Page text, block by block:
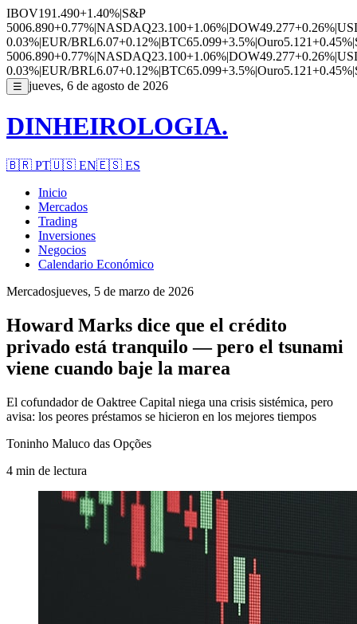
IBOV191.490+1.40%|S&P
5006.890+0.77%|NASDAQ23.100+1.06%|DOW49.277+0.26%|
0.03%|EUR/BRL6.07+0.12%|BTC65.099+3.5%|Ouro5.121+0.45%|
5006.890+0.77%|NASDAQ23.100+1.06%|DOW49.277+0.26%|
0.03%|EUR/BRL6.07+0.12%|BTC65.099+3.5%|Ouro5.121+0.45%|
☰ jueves, 6 de agosto de 2026
DINHEIROLOGIA.
🇧🇷 PT🇺🇸 EN🇪🇸 ES
Inicio
Mercados
Trading
Inversiones
Negocios
Calendario Económico
Mercadosjueves, 5 de marzo de 2026
Howard Marks dice que el crédito
privado está tranquilo — pero el tsunami
viene cuando baje la marea
El cofundador de Oaktree Capital niega una crisis sistémica, pero
avisa: los peores préstamos se hicieron en los mejores tiempos
Toninho Maluco das Opções
4 min de lectura